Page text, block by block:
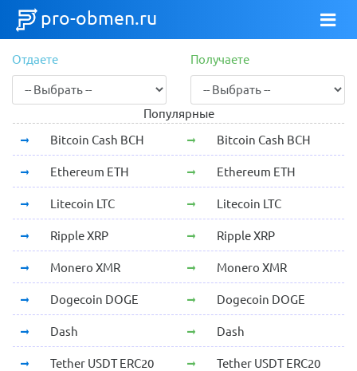
pro-obmen.ru
Отдаете Получаете
Популярные
Bitcoin Cash BCH
Bitcoin Cash BCH
Ethereum ETH Ethereum ETH
Litecoin LTC Litecoin LTC
Ripple XRP Ripple XRP
Monero XMR Monero XMR
Dogecoin DOGE Dogecoin DOGE
Dash Dash
Tether USDT ERC20 Tether USDT ERC20